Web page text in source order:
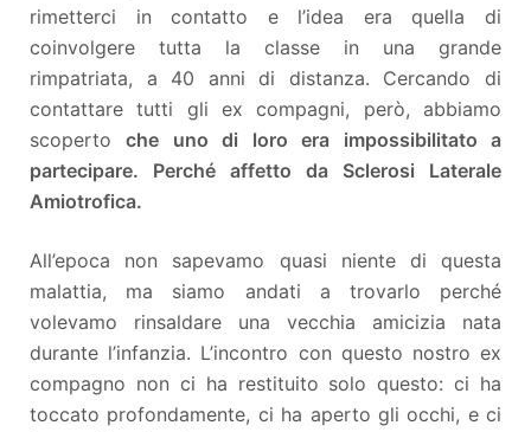
rimetterci in contatto e l’idea era quella di
coinvolgere tutta la classe in una grande
rimpatriata, a 40 anni di distanza. Cercando di
contattare tutti gli ex compagni, però, abbiamo
scopertoche uno di loro era impossibilitato a
partecipare. Perché affetto da Sclerosi Laterale
Amiotrofica.
All’epoca non sapevamo quasi niente di questa
malattia, ma siamo andati a trovarlo perché
volevamo rinsaldare una vecchia amicizia nata
durante l’infanzia. L’incontro con questo nostro ex
compagno non ci ha restituito solo questo: ci ha
toccato profondamente, ci ha aperto gli occhi, e ci